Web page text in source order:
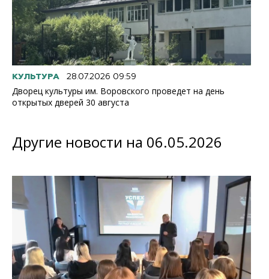
КУЛЬТУРА 28.07.2026 09:59
Дворец культуры им. Воровского проведет на день
открытых дверей 30 августа
Другие новости на 06.05.2026